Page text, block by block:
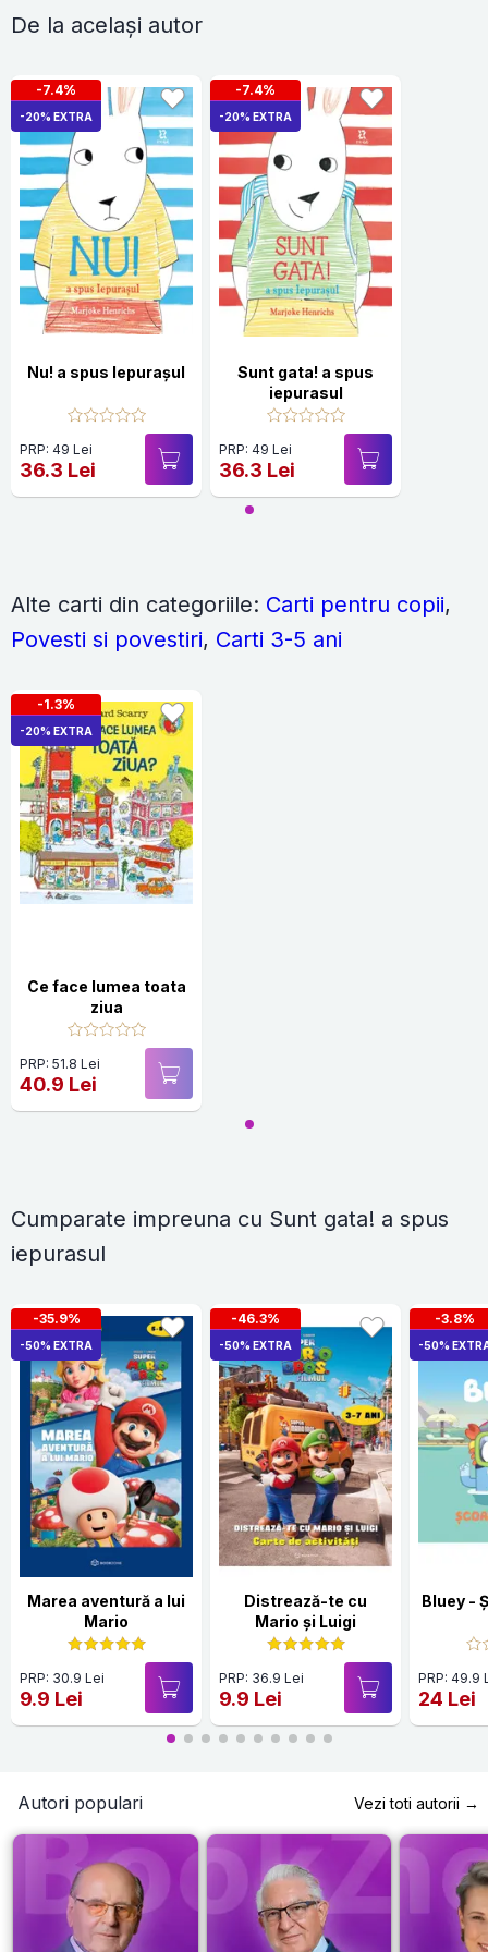
De la același autor
-7.4%
-20% EXTRA
Nu! a spus Iepurașul
PRP: 49 Lei
36.3 Lei
-7.4%
-20% EXTRA
Sunt gata! a spus
iepurasul
PRP: 49 Lei
36.3 Lei
Alte carti din categoriile: Carti pentru copii,
Povesti si povestiri, Carti 3-5 ani
-1.3%
-20% EXTRA
Ce face lumea toata
ziua
PRP: 51.8 Lei
40.9 Lei
Cumparate impreuna cu Sunt gata! a spus
iepurasul
-35.9%
-50% EXTRA
Marea aventură a lui
Mario
PRP: 30.9 Lei
9.9 Lei
-46.3%
-50% EXTRA
Distrează-te cu
Mario și Luigi
PRP: 36.9 Lei
9.9 Lei
-3.8%
-50%
Bluey -
PRP: 49.9
24 Lei
Autori populari Vezi toti autorii →